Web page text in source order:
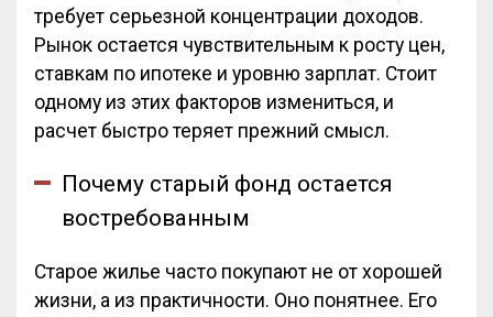
требует серьезной концентрации доходов.
Рынок остается чувствительным к росту цен,
ставкам по ипотеке и уровню зарплат. Стоит
одному из этих факторов измениться, и
расчет быстро теряет прежний смысл.
Почему старый фонд остается
востребованным
Старое жилье часто покупают не от хорошей
жизни, а из практичности. Оно понятнее. Его